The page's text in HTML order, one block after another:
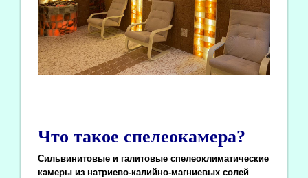
Что такое спелеокамера?
Сильвинитовые и галитовые спелеоклиматические
камеры из натриево-калийно-магниевых солей